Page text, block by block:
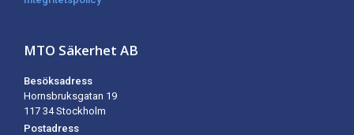
MTO Säkerhet AB
Besöksadress
Hornsbruksgatan 19
117 34 Stockholm
Postadress